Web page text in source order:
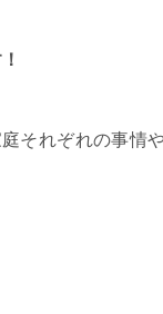
それぞれの事情